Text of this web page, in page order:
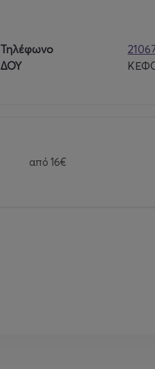
Τηλέφωνο
ΔΟΥ
από 16€